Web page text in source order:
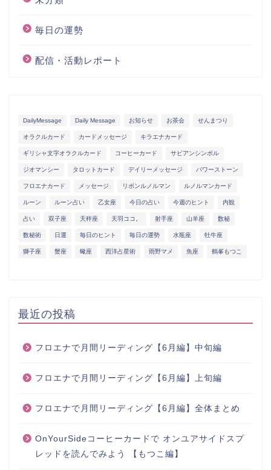
毎日の運勢
配信・活動レポート
DailyMessage Daily Message お知らせ お茶会 せんまつり
オラクルカード カードメッセージ キラエナカード
ギリシャ文字オラクルカード コーヒーカード サビアンシンボル
ジオマンシー タロットカード デイリーメッセージ パワーストーン
フロエナカード メッセージ リボンルノルマン ルノルマンカード
ルーン ルーン占い 乙女座 今日の占い 今週のヒント 内観
占い 双子座 天秤座 天羽ココ。 射手座 山羊座 数秘
数秘術 日運 毎日のヒント 毎日の運勢 水瓶座 牡牛座
獅子座 蟹座 蠍座 西洋占星術 雨野マメ 魚座 鶴峯もつこ
最近の投稿
フロエナで月間リーディング【6月編】中旬編
フロエナで月間リーディング【6月編】上旬編
フロエナで月間リーディング【6月編】全体まとめ
OnYourSideコーヒーカードで オンユアサイドスプ
レッドを読んでみよう 【もつこ編】